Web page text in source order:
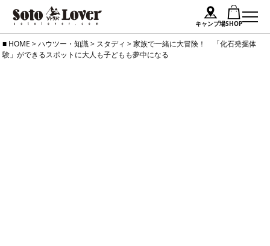
キャンプ場SHOP
Skip
to
HOME >ハウツー・知識> スタディ >家族で一緒に大冒険！ 「化石発掘体
験」ができるスポットに大人も子どもも夢中になる